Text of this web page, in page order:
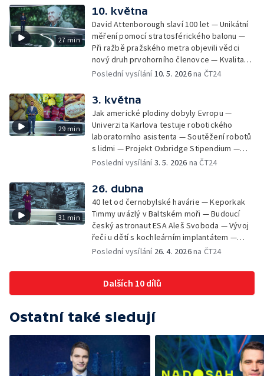
Na dosah — Věda online — Věda kolem nás:
pylová alergie — Hyde Park Civilizace: řídicí
věž Letiště Václava Havla — Netradiční trik
štítovců, jak se bez námahy dostat k
potravě
27 min
10. května
David Attenborough slaví 100 let — Unikátní
měření pomocí stratosférického balonu —
Při ražbě pražského metra objevili vědci
nový druh prvohorního členovce — Kvalita
doplňků stravy — V krajině rychle přibývá
— Festival Maker Faire — Hyde Park
Civilizace: Peter Karl Jonason — Věda kolem
nás: lidský hlas — Proč stoletý David
Attenborough nemůže hrát deskové hry?
Poslední vysílání10. 5. 2026na ČT24
29 min
3. května
Jak americké plodiny dobyly Evropu —
Univerzita Karlova testuje robotického
laboratorního asistenta — Soutěžení robotů
s lidmi — Projekt Oxbridge Stipendium —
Evropa je druhý nejrychleji se oteplující
atomového věku — Akce Defence Research
Day na FEL ČVUT — Věda kolem nás: maraton
pod dvě hodiny — Hyde Park Civilizace:
Edvard Moser — Dvoubarevný humr
Poslední vysílání3. 5. 2026 na ČT24
31 min
26. dubna
40 let od černobylské havárie — Keporkak
Timmy uvázlý v Baltském moři — Budoucí
český astronaut ESA Aleš Svoboda — Vývoj
řeči u dětí s kochleárním implantátem —
Podvody pomocí AI — Lego ve stratosféře
Poslední vysílání 26. 4. 2026na ČT24
Dalších 10 dílů
Ostatní také sledují